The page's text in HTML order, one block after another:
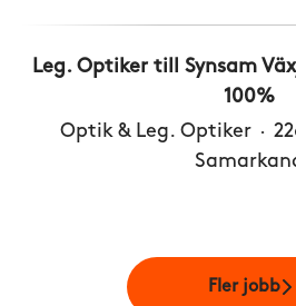
Leg. Optiker till Synsam
100%
Optik & Leg. Optiker ·
Fler jobb